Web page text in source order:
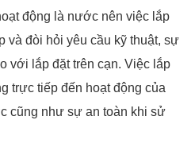
động là nước nên việc lắp
và đòi hỏi yêu cầu kỹ thuật, sự
với lắp đặt trên cạn. Việc lắp
trực tiếp đến hoạt động của
cũng như sự an toàn khi sử